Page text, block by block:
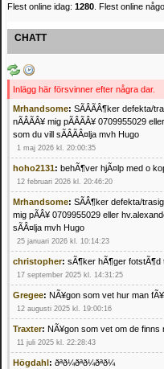
Flest online idag: 1280 . Flest online
CHATT
Inlägg här försvinner efter några dar.
Mrhandsome: SÃÂÃÂ¶ker
nÃÂÃÂ¥ mig pÃÂÃÂ¥
som du vill sÃÂÃÂ¤lja mvh Hugo
1 maj 2026 kl. 20:00:35
hoho2131: behÃ¶ver hjÃ¤lp med o
12 februari 2026 kl. 20:46:20
Mrhandsome: SÃÂ¶ker defekta/
mig pÃÂ¥ 0709955029 eller
sÃÂ¤lja mvh Hugo
25 januari 2026 kl. 10:14:23
christopher: sÃ¶ker hÃ¶ger fotstÃ¶d
17 september 2025 kl. 14:31:25
Gregee: NÃ¥gon som vet hur man
12 augusti 2025 kl. 19:00:16
Traxter: NÃ¥gon som vet om de
11 juli 2025 kl. 22:28:43
Högdahl : ðªð¼ðªð¼ðªð¼